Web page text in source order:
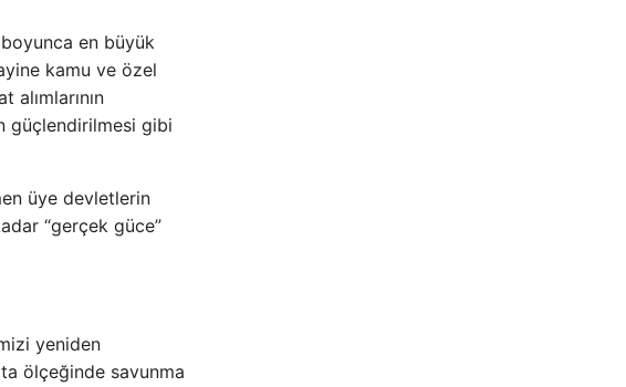
en büyük
kamu ve özel
güçlendirilmesi gibi
üye devletlerin
“gerçek güce”
yeniden
ölçeğinde savunma